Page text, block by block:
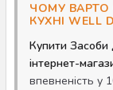
ЧОМУ
КУХНІ WELL
Купити Засоби
інтернет-
впевненість у